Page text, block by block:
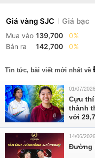
Giá vàng SJC Giá bạc
Mua vào 139,700
0%
Bán ra
142,700 0%
Tin tức, bài viết mới nhất về
01/07/2026
Cựu
thành
với
14/06/2026
Đường